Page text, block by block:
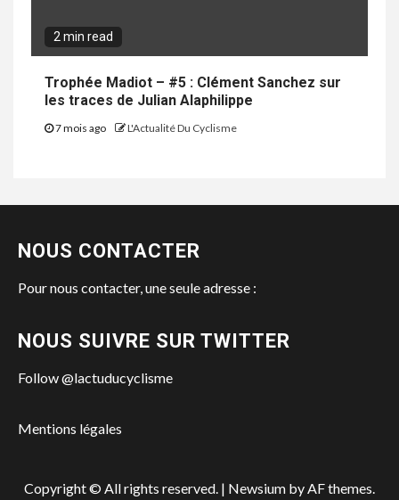
2 min read
Trophée Madiot – #5 : Clément Sanchez sur
les traces de Julian Alaphilippe
7 mois ago L'Actualité Du Cyclisme
NOUS CONTACTER
Pour nous contacter, une seule adresse :
NOUS SUIVRE SUR TWITTER
Follow @lactuducyclisme
Mentions légales
Copyright © All rights reserved. | Newsium by AF themes.